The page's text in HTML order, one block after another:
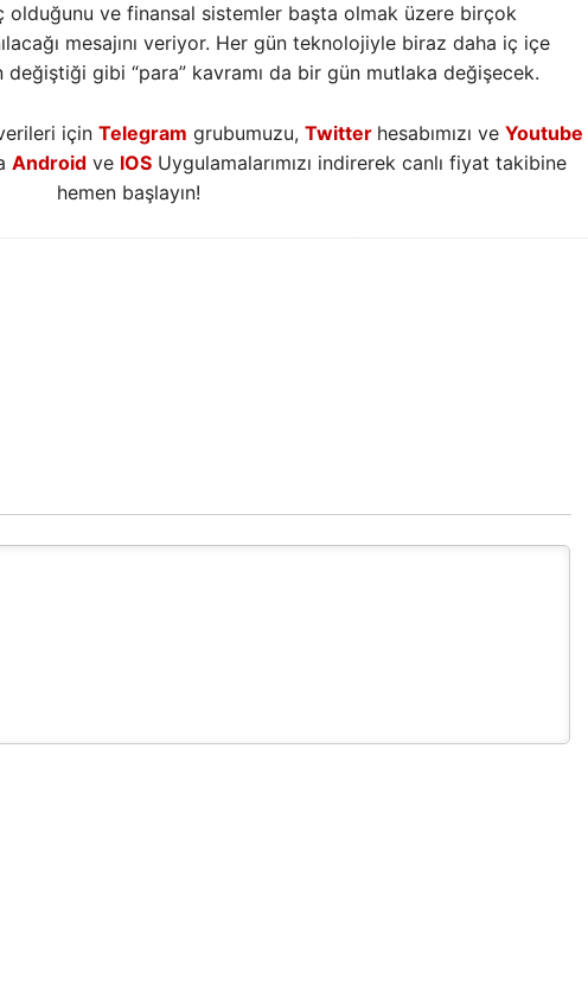
ve finansal sistemler başta olmak üzere birçok
mesajını veriyor. Her gün teknolojiyle biraz daha iç içe
değiştiği gibi “para” kavramı da bir gün mutlaka değişecek.
için Telegram grubumuzu, Twitter hesabımızı ve Youtube
Androidve IOSUygulamalarımızı indirerek canlı fiyat takibine
hemen başlayın!